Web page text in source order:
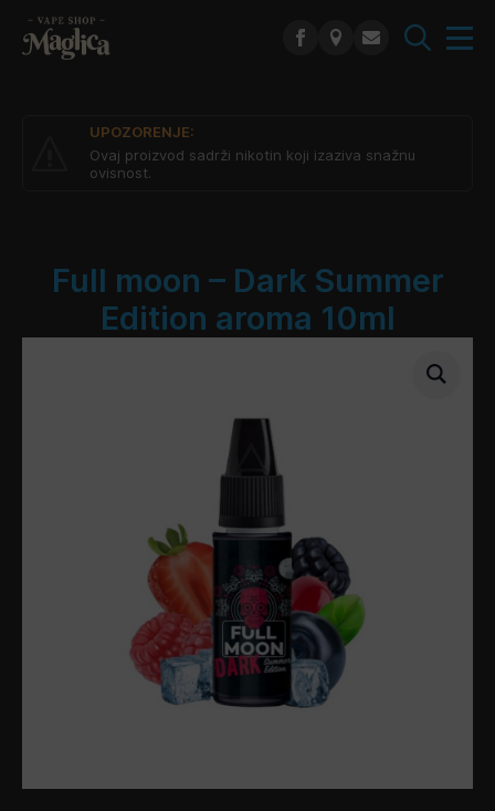
UPOZORENJE:
Ovaj proizvod sadrži nikotin koji izaziva snažnu
ovisnost.
Full moon – Dark Summer
Edition aroma 10ml